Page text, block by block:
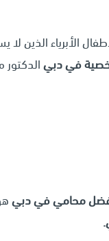
الذين لا
في دبيالدكتور
محامي في دبي